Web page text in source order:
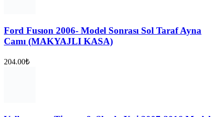
Ford Fusıon 2006- Model Sonrası Sol Taraf Ayna
Camı (MAKYAJLI KASA)
204.00₺